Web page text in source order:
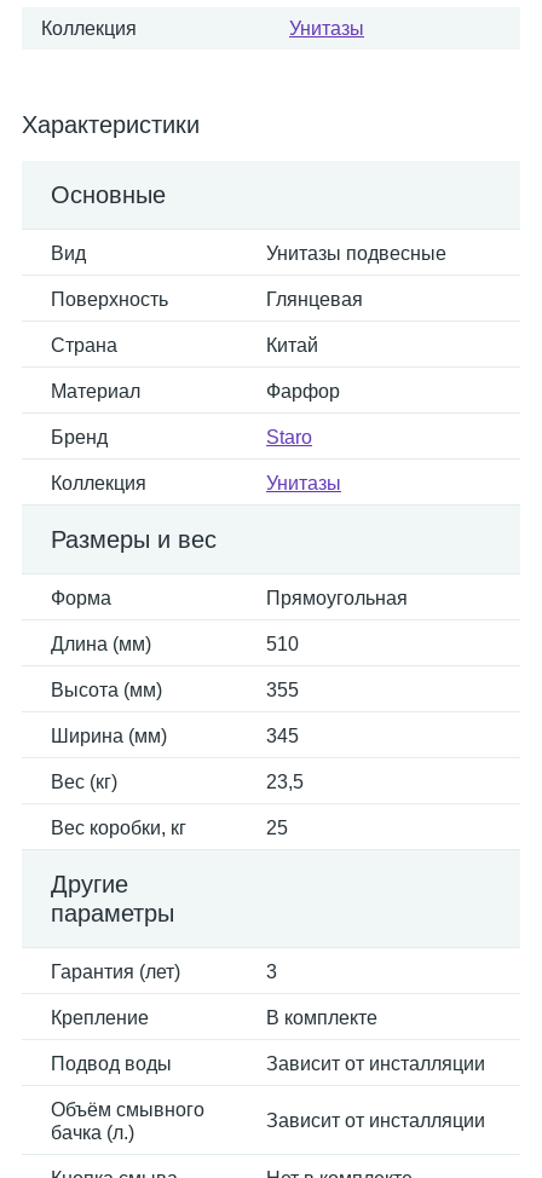
Коллекция Унитазы
Характеристики
Основные
Вид Унитазы подвесные
Поверхность Глянцевая
Страна Китай
Материал Фарфор
Бренд Staro
Коллекция Унитазы
Размеры и вес
Форма Прямоугольная
Длина (мм) 510
Высота (мм) 355
Ширина (мм) 345
Вес (кг) 23,5
Вес коробки, кг 25
Другие
параметры
Гарантия (лет) 3
Крепление В комплекте
Подвод воды Зависит от инсталляции
Объём смывного
бачка (л.)
Зависит от инсталляции